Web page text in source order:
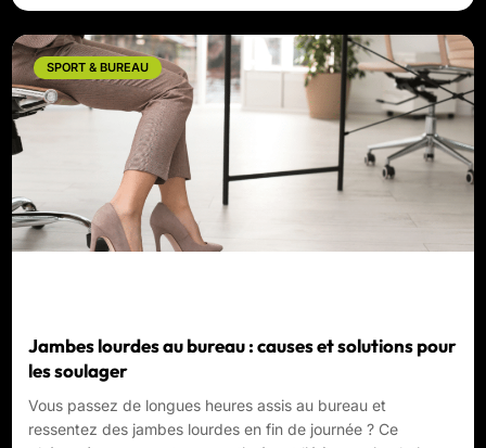
SPORT & BUREAU
Jambes lourdes au bureau : causes et solutions pour
les soulager
Vous passez de longues heures assis au bureau et
ressentez des jambes lourdes en fin de journée ? Ce